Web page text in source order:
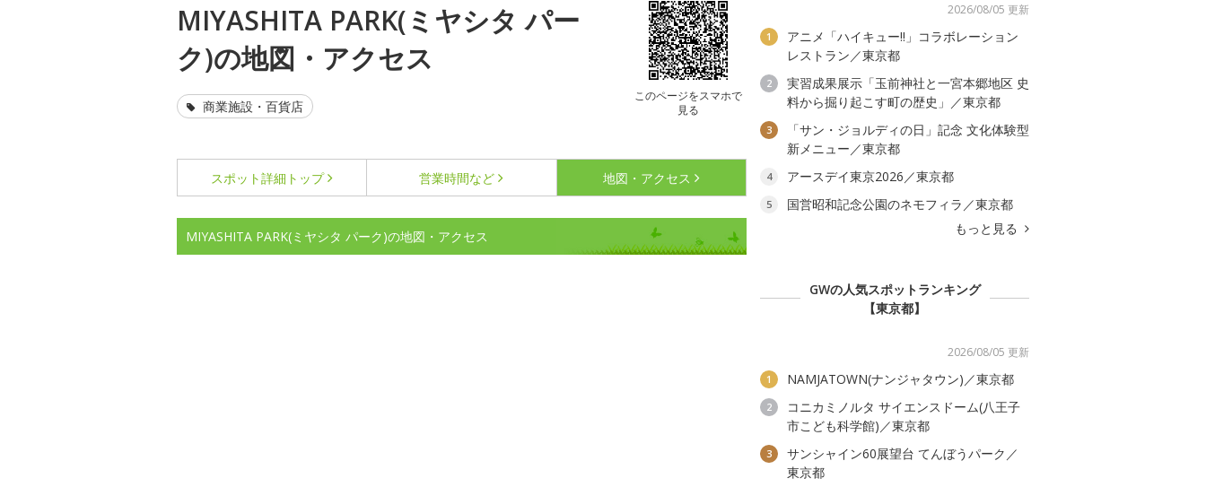
MIYASHITA PARK(ミヤシタ パー
ク)の地図・アクセス
このページをスマホで
見る
商業施設・百貨店
スポット詳細 トップ 営業時間など 地図・アクセス
MIYASHITA PARK(ミヤシタ パーク)の地図・アクセス
2026/08/05 更新
1
アニメ「ハイキュー!!」コラボレーション
レストラン／東京都
2
実習成果展示「玉前神社と一宮本郷地区 史
料から掘り起こす町の歴史」／東京都
3
「サン・ジョルディの日」記念 文化体験型
新メニュー／東京都
4 アースデイ東京2026／東京都
5
国営昭和記念公園のネモフィラ／東京都
もっと見る
GWの人気スポットランキング
【東京都】
2026/08/05 更新
1 NAMJATOWN(ナンジャタウン)／東京都
2
コニカミノルタ サイエンスドーム(八王子
市こども科学館)／東京都
3
サンシャイン60展望台 てんぼうパーク／
東京都